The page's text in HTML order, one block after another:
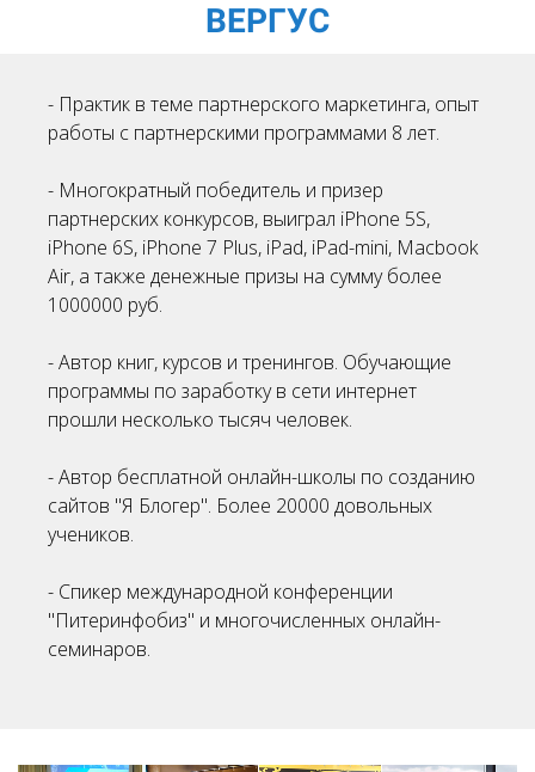
ВЕРГУС
- Практик в теме партнерского маркетинга, опыт
работы с партнерскими программами 8 лет.
- Многократный победитель и призер
партнерских конкурсов, выиграл iPhone 5S,
iPhone 6S, iPhone 7 Plus, iPad, iPad-mini, Macbook
Air, а также денежные призы на сумму более
1000000 руб.
- Автор книг, курсов и тренингов. Обучающие
программы по заработку в сети интернет
прошли несколько тысяч человек.
- Автор бесплатной онлайн-школы по созданию
сайтов "Я Блогер". Более 20000 довольных
учеников.
- Спикер международной конференции
"Питеринфобиз" и многочисленных онлайн-
семинаров.